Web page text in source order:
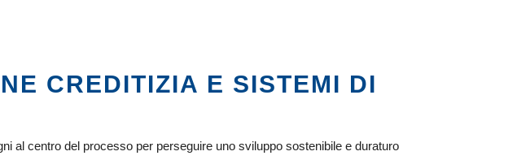
CREDITIZIA E SISTEMI DI
al centro del processo per perseguire uno sviluppo sostenibile e duraturo